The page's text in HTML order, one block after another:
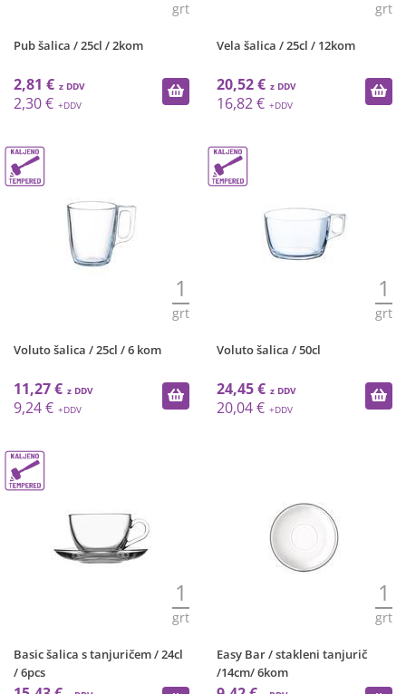
grt
Pub šalica / 25cl / 2kom
2,81 €
2,30 €
grt
Vela šalica / 25cl / 12kom
20,52 €
16,82 €
1
grt
Voluto šalica / 25cl / 6 kom
11,27 €
9,24 €
1
grt
Voluto šalica / 50cl
24,45 €
20,04 €
1
grt
Basic šalica s tanjuričem / 24cl
/ 6pcs
1
grt
Easy Bar / stakleni tanjurič
/14cm/ 6kom